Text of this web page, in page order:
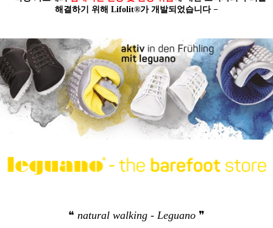
해결하기 위해 Lifolit®가 개발되었습니다 −
❝ natural walking - Leguano ❞